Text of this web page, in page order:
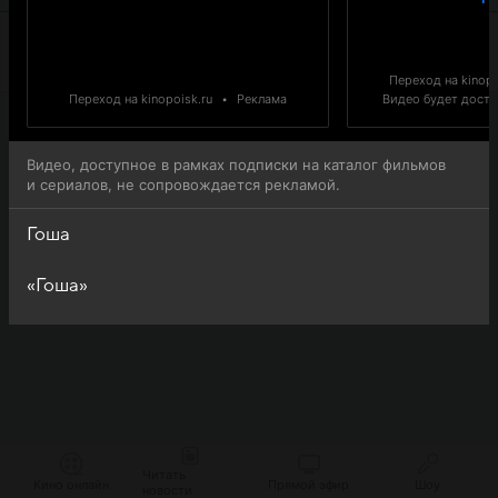
Переход на kinopoisk.ru • Реклама
Переход на
Видео будет
Видео, доступное в рамках подписки на каталог фильмов
и сериалов, не сопровождается рекламой.
Гоша
«Гоша»